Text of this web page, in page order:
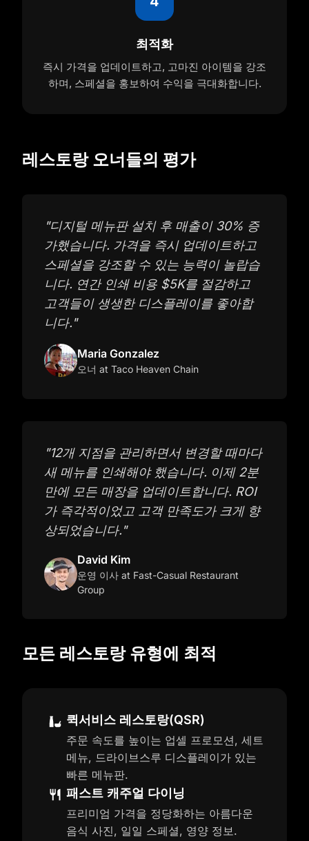
최적화
즉시 가격을 업데이트하고, 고마진 아이템을 강조
하며, 스페셜을 홍보하여 수익을 극대화합니다.
레스토랑 오너들의 평가
"디지털 메뉴판 설치 후 매출이 30% 증
가했습니다. 가격을 즉시 업데이트하고
스페셜을 강조할 수 있는 능력이 놀랍습
니다. 연간 인쇄 비용 $5K를 절감하고
고객들이 생생한 디스플레이를 좋아합
니다."
Maria Gonzalez
오너 at Taco Heaven Chain
"12개 지점을 관리하면서 변경할 때마다
새 메뉴를 인쇄해야 했습니다. 이제 2분
만에 모든 매장을 업데이트합니다. ROI
가 즉각적이었고 고객 만족도가 크게 향
상되었습니다."
David Kim
운영 이사 at Fast-Casual Restaurant
Group
모든 레스토랑 유형에 최적
퀵서비스 레스토랑(QSR)
주문 속도를 높이는 업셀 프로모션, 세트
메뉴, 드라이브스루 디스플레이가 있는
빠른 메뉴판.
패스트 캐주얼 다이닝
프리미엄 가격을 정당화하는 아름다운
음식 사진, 일일 스페셜, 영양 정보.